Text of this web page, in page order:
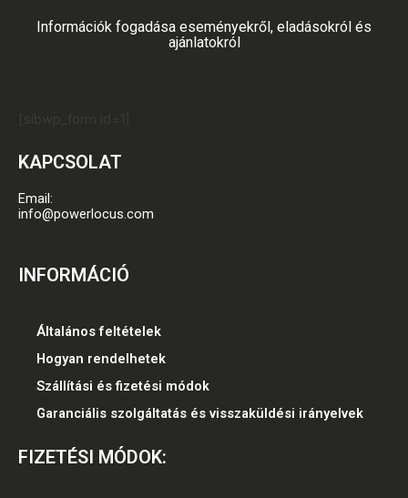
Információk fogadása eseményekről, eladásokról és
ajánlatokról
[sibwp_form id=1]
KAPCSOLAT
Email:
info@powerlocus.com
INFORMÁCIÓ
Általános feltételek
Hogyan rendelhetek
Szállítási és fizetési módok
Garanciális szolgáltatás és visszaküldési irányelvek
FIZETÉSI MÓDOK: